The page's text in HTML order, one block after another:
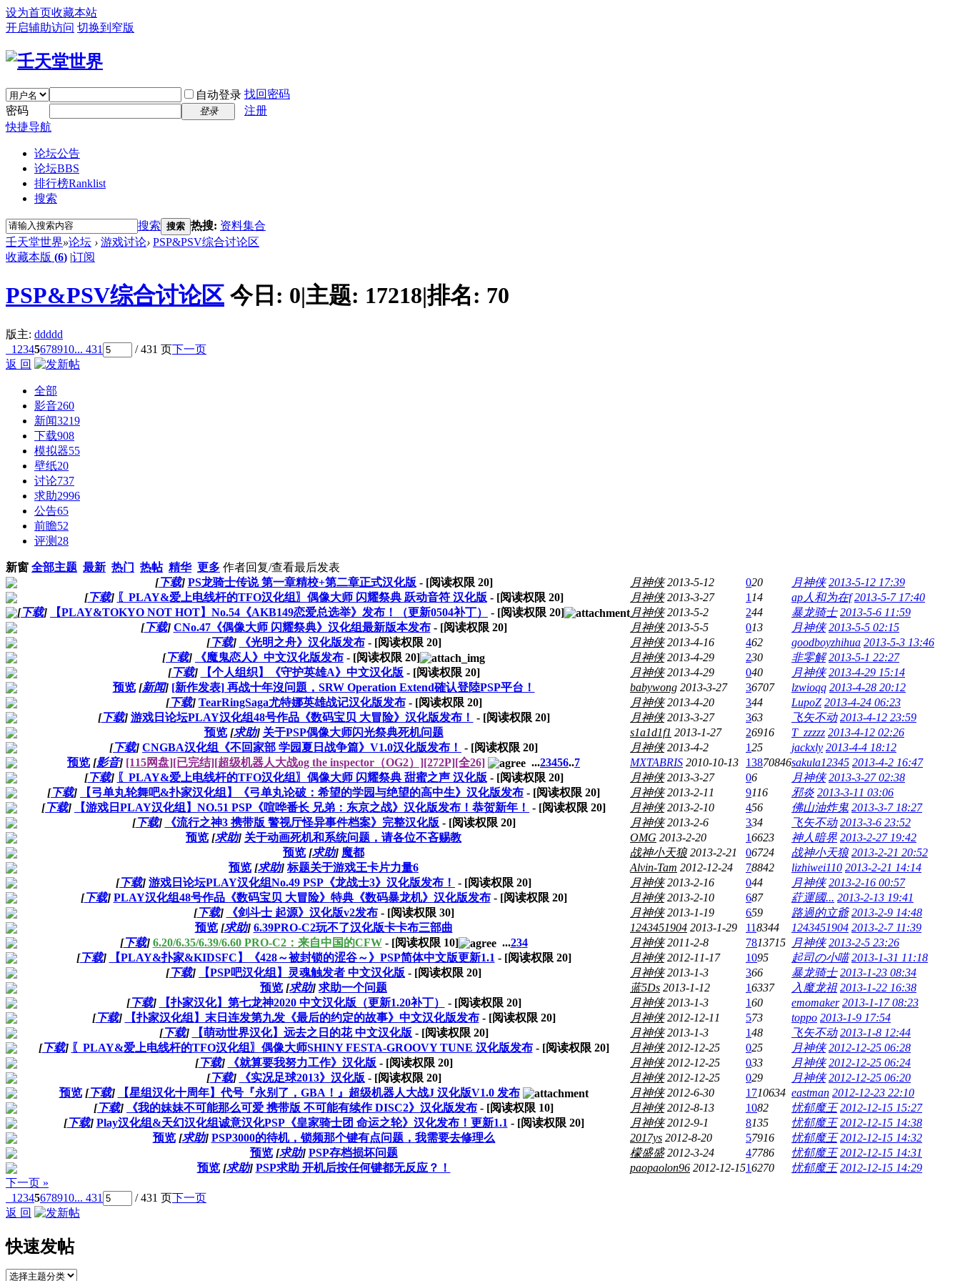
设为首页收藏本站
开启辅助访问 切换到窄版
自动登录 找回密码
密码
登录
注册
快捷导航
论坛公告
论坛BBS
排行榜Ranklist
搜索
搜索 搜索 热搜: 资料集合
壬天堂世界»论坛 › 游戏讨论› PSP&PSV综合讨论区
收藏本版 (6) |订阅
PSP&PSV综合讨论区 今日: 0|主题: 17218|排名: 70
版主: ddddd
1 2345678910... 431 / 431 页下一页
返 回
全部
影音260
新闻3219
下载908
模拟器55
壁纸20
讨论737
求助2996
公告65
前瞻52
评测 28
新窗 全部主题 最新 热门 热帖 精华 更多 作者回复/查看最后发表
[下载] PS龙骑士传说 第一章精校+第二章正式汉化版 - [阅读权限 20] 月神侠 2013-5-12 020 月神侠 2013-5-12 17:39
[下载] 〖PLAY&爱上电线杆的TFO汉化组〗偶像大师 闪耀祭典 跃动音符 汉化版 - [阅读权限 20] 月神侠 2013-3-27 1 14 ap人和为在f 2013-5-7 17:40
[下载] 【PLAY&TOKYO NOT HOT】No.54《AKB149恋爱总选举》发布！（更新0504补丁） - [阅读权限 20] 月神侠 2013-5-2 244 暴龙骑士 2013-5-6 11:59
[下载] CNo.47《偶像大师 闪耀祭典》汉化组最新版本发布- [阅读权限 20] 月神侠 2013-5-5 013 月神侠 2013-5-5 02:15
[下载] 《光明之舟》汉化版发布- [阅读权限 20] 月神侠 2013-4-16 462 goodboyzhihua 2013-5-3 13:46
[下载] 《魔鬼恋人》中文汉化版发布 - [阅读权限 20] 月神侠 2013-4-29 230 非零解 2013-5-1 22:27
[下载] 【个人组织】《守护英雄A》中文汉化版 - [阅读权限 20] 月神侠 2013-4-29 040 月神侠 2013-4-29 15:14
预览 [新闻] [新作发表] 再战十年沒问題，SRW Operation Extend確认登陸PSP平台！ babywong 2013-3-27 36707 lzwioqq 2013-4-28 20:12
[下载] TearRingSaga尤特娜英雄战记汉化版发布- [阅读权限 20] 月神侠 2013-4-20 344 LupoZ 2013-4-24 06:23
[下载] 游戏日论坛PLAY汉化组48号作品《数码宝贝 大冒险》汉化版发布！ - [阅读权限 20] 月神侠 2013-3-27 363 飞矢不动 2013-4-12 23:59
预览 [求助] 关于PSP偶像大师闪光祭典死机问题 s1a1d1f1 2013-1-27 26916 T_zzzzz 2013-4-12 02:26
[下载] CNGBA汉化组《不回家部 学园夏日战争篇》V1.0汉化版发布！ - [阅读权限 20] 月神侠 2013-4-2 125 jackxly 2013-4-4 18:12
预览 [影音] [115网盘][已完结][超级机器人大战og the inspector（OG2）][272P][全26] ...23456..7 MXTABRIS 2010-10-13 13870846sakula12345 2013-4-2 16:47
[下载] 〖PLAY&爱上电线杆的TFO汉化组〗偶像大师 闪耀祭典 甜蜜之声 汉化版 - [阅读权限 20] 月神侠 2013-3-27 06 月神侠 2013-3-27 02:38
[下载] 【弓单丸轮舞吧&扑家汉化组】《弓单丸论破：希望的学园与绝望的高中生》汉化版发布 - [阅读权限 20] 月神侠 2013-2-11 9116 邪炎 2013-3-11 03:06
[下载] 【游戏日PLAY汉化组】NO.51 PSP《喧哗番长 兄弟：东京之战》汉化版发布！恭贺新年！ - [阅读权限 20] 月神侠 2013-2-10 456 佛山油炸鬼 2013-3-7 18:27
[下载] 《流行之神3 携带版 警视厅怪异事件档案》完整汉化版 - [阅读权限 20] 月神侠 2013-2-6 334 飞矢不动 2013-3-6 23:52
预览 [求助] 关于动画死机和系统问题，请各位不吝赐教 OMG 2013-2-20 16623 神人暗界 2013-2-27 19:42
预览 [求助] 魔都 战神小天狼 2013-2-21 06724 战神小天狼 2013-2-21 20:52
预览 [求助] 标题关于游戏王卡片力量6 Alvin-Tam 2012-12-24 78842 lizhiwei110 2013-2-21 14:14
[下载] 游戏日论坛PLAY汉化组No.49 PSP《龙战士3》汉化版发布！ - [阅读权限 20] 月神侠 2013-2-16 044 月神侠 2013-2-16 00:57
[下载] PLAY汉化组48号作品《数码宝贝 大冒险》特典《数码暴龙机》汉化版发布- [阅读权限 20] 月神侠 2013-2-10 687 葒運國... 2013-2-13 19:41
[下载] 《剑斗士 起源》汉化版v2发布- [阅读权限 30] 月神侠 2013-1-19 659 路過的立爺 2013-2-9 14:48
预览 [求助] 6.39PRO-C2玩不了汉化版卡卡布三部曲 1243451904 2013-1-29 118344 1243451904 2013-2-7 11:39
[下载] 6.20/6.35/6.39/6.60 PRO-C2：来自中国的CFW- [阅读权限 10] ...234 月神侠 2011-2-8 7813715 月神侠 2013-2-5 23:26
[下载] 【PLAY&扑家&KIDSFC】《428～被封锁的涩谷～》PSP简体中文版更新1.1 - [阅读权限 20] 月神侠 2012-11-17 1095 起司の小喵 2013-1-31 11:18
[下载] 【PSP吧汉化组】灵魂触发者 中文汉化版 - [阅读权限 20] 月神侠 2013-1-3 366 暴龙骑士 2013-1-23 08:34
预览 [求助] 求助一个问题 蓝5Ds 2013-1-12 16337 入魔龙祖 2013-1-22 16:38
[下载] 【扑家汉化】第七龙神2020 中文汉化版（更新1.20补丁） - [阅读权限 20] 月神侠 2013-1-3 160 emomaker 2013-1-17 08:23
[下载] 【扑家汉化组】末日连发第九发《最后的约定的故事》中文汉化版发布- [阅读权限 20] 月神侠 2012-12-11 573 toppo 2013-1-9 17:54
[下载] 【萌动世界汉化】远去之日的花 中文汉化版 - [阅读权限 20] 月神侠 2013-1-3 148 飞矢不动 2013-1-8 12:44
[下载] 〖PLAY&爱上电线杆的TFO汉化组〗偶像大师SHINY FESTA-GROOVY TUNE 汉化版发布- [阅读权限 20] 月神侠 2012-12-25 025 月神侠 2012-12-25 06:28
[下载] 《就算要我努力工作》汉化版 - [阅读权限 20] 月神侠 2012-12-25 033 月神侠 2012-12-25 06:24
[下载] 《实况足球2013》汉化版 - [阅读权限 20] 月神侠 2012-12-25 029 月神侠 2012-12-25 06:20
预览 [下载] 【星组汉化十周年】代号『永别了，GBA！』超级机器人大战J 汉化版V1.0 发布 月神侠 2012-6-30 1710634 eastman 2012-12-23 22:10
[下载] 《我的妹妹不可能那么可爱 携带版 不可能有续作 DISC2》汉化版发布 - [阅读权限 10] 月神侠 2012-8-13 1082 忧郁魔王 2012-12-15 15:27
[下载] Play汉化组&天幻汉化组诚意汉化PSP《皇家骑士团 命运之轮》汉化发布！更新1.1 - [阅读权限 20] 月神侠 2012-9-1 8135 忧郁魔王 2012-12-15 14:38
预览 [求助] PSP3000的待机，锁频那个键有点问题，我需要去修理么 2017ys 2012-8-20 57916 忧郁魔王 2012-12-15 14:32
预览 [求助] PSP存档损坏问题 檬盛盛 2012-3-24 47786 忧郁魔王 2012-12-15 14:31
预览 [求助] PSP求助 开机后按任何键都无反应？！ paopaolon96 2012-12-1516270 忧郁魔王 2012-12-15 14:29
下一页 »
1 2345678910... 431 / 431 页下一页
返 回
快速发帖